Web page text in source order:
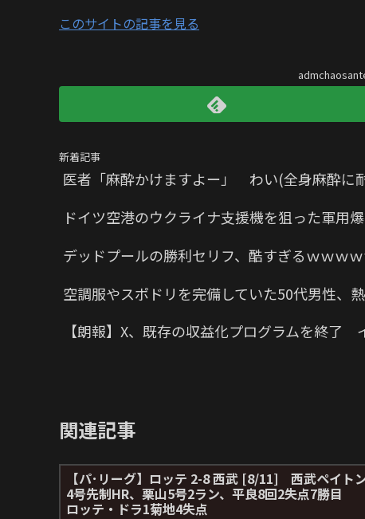
このサイトの記事を見る
新着記事
医者「麻酔かけますよー」 わい(全身麻酔に
ドイツ空港のウクライナ支援機を狙った軍用
デッドプールの勝利セリフ、酷すぎるｗｗｗ
空調服やスポドリを完備していた50代男性、
【朗報】X、既存の収益化プログラムを終了
関連記事
【パ･リーグ】ロッテ 2-8 西武 [8/11] 西武ペイト
4号先制HR、栗山5号2ラン、平良8回2失点7勝目
ロッテ・ドラ1菊地4失点